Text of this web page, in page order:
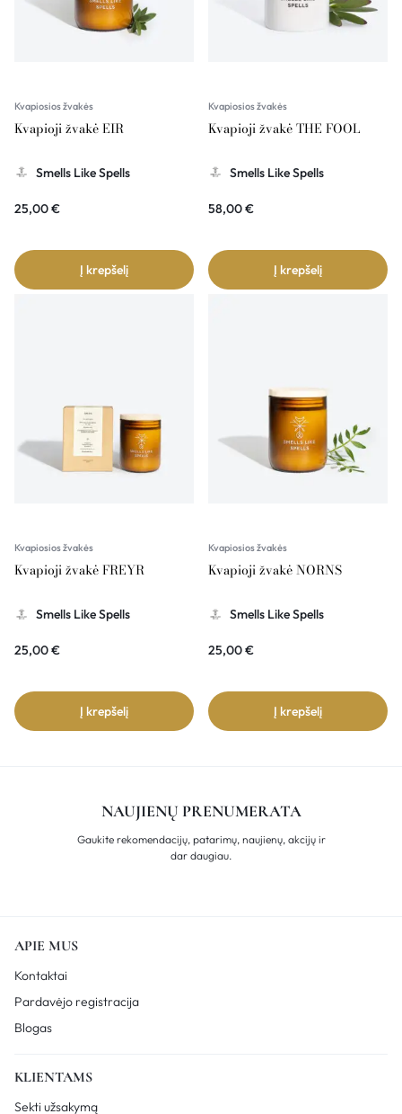
Kvapiosios žvakės
Kvapioji žvakė EIR
Smells Like Spells
25,00€
Į krepšelį
Kvapiosios žvakės
Kvapioji žvakė THE FOOL
Smells Like Spells
58,00€
Į krepšelį
Kvapiosios žvakės
Kvapioji žvakė FREYR
Smells Like Spells
25,00€
Į krepšelį
Kvapiosios žvakės
Kvapioji žvakė NORNS
Smells Like Spells
25,00€
Į krepšelį
NAUJIENŲ PRENUMERATA
Gaukite rekomendacijų, patarimų, naujienų, akcijų ir
dar daugiau.
APIE MUS
Kontaktai
Pardavėjo registracija
Blogas
KLIENTAMS
Sekti užsakymą